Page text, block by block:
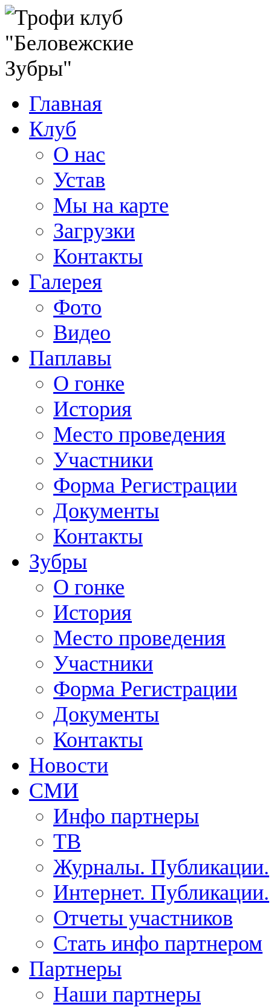
Главная
Клуб
О нас
Устав
Мы на карте
Загрузки
Контакты
Галерея
Фото
Видео
Паплавы
О гонке
История
Место проведения
Участники
Форма Регистрации
Документы
Контакты
Зубры
О гонке
История
Место проведения
Участники
Форма Регистрации
Документы
Контакты
Новости
СМИ
Инфо партнеры
ТВ
Журналы. Публикации.
Интернет. Публикации.
Отчеты участников
Стать инфо партнером
Партнеры
Наши партнеры